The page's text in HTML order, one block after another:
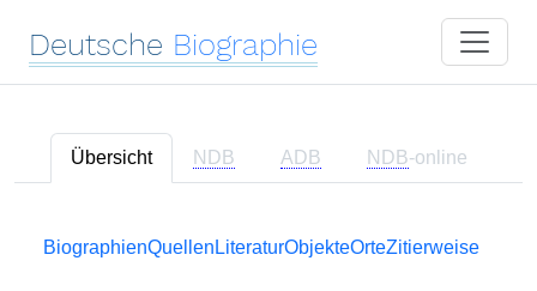
Deutsche Biographie
Übersicht NDB ADB NDB-online
BiographienQuellen LiteraturObjekteOrteZitierweise